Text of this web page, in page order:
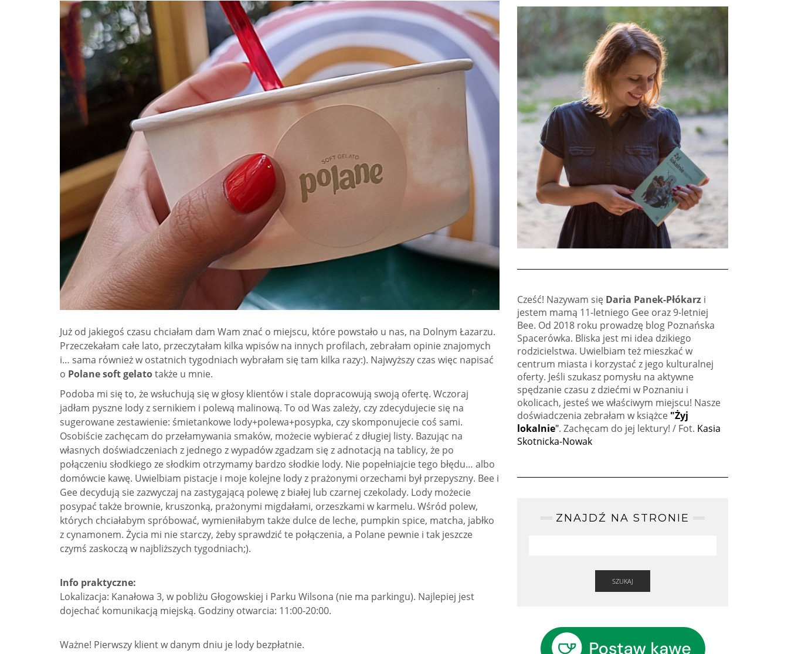
Już od jakiegoś czasu chciałam dam Wam znać o miejscu, które powstało u nas, na Dolnym Łazarzu.
Przeczekałam całe lato, przeczytałam kilka wpisów na innych profilach, zebrałam opinie znajomych
i… sama również w ostatnich tygodniach wybrałam się tam kilka razy:). Najwyższy czas więc napisać
o Polane soft gelatotakże u mnie.
Podoba mi się to, że wsłuchują się w głosy klientów i stale dopracowują swoją ofertę. Wczoraj
jadłam pyszne lody z sernikiem i polewą malinową. To od Was zależy, czy zdecydujecie się na
sugerowane zestawienie: śmietankowe lody+polewa+posypka, czy skomponujecie coś sami.
Osobiście zachęcam do przełamywania smaków, możecie wybierać z długiej listy. Bazując na
własnych doświadczeniach z jednego z wypadów zgadzam się z adnotacją na tablicy, że po
połączeniu słodkiego ze słodkim otrzymamy bardzo słodkie lody. Nie popełniajcie tego błędu… albo
domówcie kawę. Uwielbiam pistacje i moje kolejne lody z prażonymi orzechami był przepyszny. Bee i
Gee decydują sie zazwyczaj na zastygającą polewę z białej lub czarnej czekolady. Lody możecie
posypać także brownie, kruszonką, prażonymi migdałami, orzeszkami w karmelu. Wśród polew,
których chciałabym spróbować, wymieniłabym także dulce de leche, pumpkin spice, matcha, jabłko
z cynamonem. Życia mi nie starczy, żeby sprawdzić te połączenia, a Polane pewnie i tak jeszcze
czymś zaskoczą w najbliższych tygodniach;).
Info praktyczne:
Lokalizacja: Kanałowa 3, w pobliżu Głogowskiej i Parku Wilsona (nie ma parkingu). Najlepiej jest
dojechać komunikacją miejską. Godziny otwarcia: 11:00-20:00.
Ważne! Pierwszy klient w danym dniu je lody bezpłatnie.
Cześć! Nazywam się Daria Panek-Płókarz i
jestem mamą 11-letniego Gee oraz 9-letniej
Bee. Od 2018 roku prowadzę blog Poznańska
Spacerówka. Bliska jest mi idea dzikiego
rodzicielstwa. Uwielbiam też mieszkać w
centrum miasta i korzystać z jego kulturalnej
oferty. Jeśli szukasz pomysłu na aktywne
spędzanie czasu z dziećmi w Poznaniu i
okolicach, jesteś we właściwym miejscu! Nasze
doświadczenia zebrałam w książce "Żyj
lokalnie". Zachęcam do jej lektury! / Fot. Kasia
Skotnicka-Nowak
ZNAJDŹ NA STRONIE
SZUKAJ